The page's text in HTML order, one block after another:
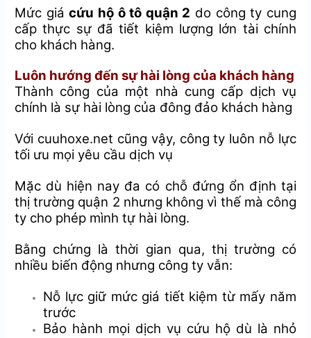
Mức giácứu hộ ô tô quận 2 do công ty cung
cấp thực sự đã tiết kiệm lượng lớn tài chính
cho khách hàng.
Luôn hướng đến sự hài lòng của khách hàng
Thành công của một nhà cung cấp dịch vụ
chính là sự hài lòng của đông đảo khách hàng
Với cuuhoxe.net cũng vậy, công ty luôn nỗ lực
tối ưu mọi yêu cầu dịch vụ
Mặc dù hiện nay đa có chỗ đứng ổn định tại
thị trường quận 2 nhưng không vì thế mà công
ty cho phép mình tự hài lòng.
Bằng chứng là thời gian qua, thị trường có
nhiều biến động nhưng công ty vẫn:
Nỗ lực giữ mức giá tiết kiệm từ mấy năm
trước
Bảo hành mọi dịch vụ cứu hộ dù là nhỏ